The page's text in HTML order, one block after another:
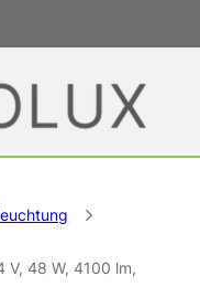
V, 48 W, 4100 lm,